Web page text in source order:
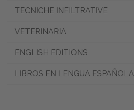
TECNICHE INFILTRATIVE
VETERINARIA
ENGLISH EDITIONS
LIBROS EN LENGUA ESPAÑOLA